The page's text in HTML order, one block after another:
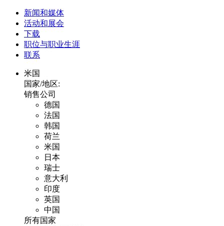
新闻和媒体
活动和展会
下载
职位与职业生涯
联系
米国
国家/地区:
销售公司
德国
法国
韩国
荷兰
米国
日本
瑞士
意大利
印度
英国
中国
所有国家